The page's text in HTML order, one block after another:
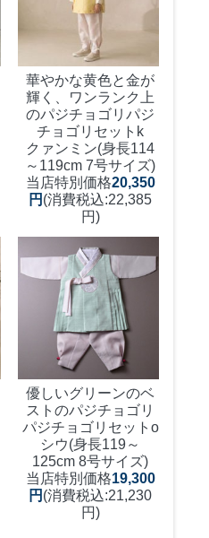
華やかな黄色と金が
輝く、ワンランク上
のパジチョゴリパジ
チョゴリセットk
クァンミン(身長114
～119cm 7号サイズ)
当店特別価格20,350
円 (消費税込:22,385
円)
優しいグリーンのベ
ストのパジチョゴリ
パジチョゴリセットo
シウ(身長119～
125cm 8号サイズ)
当店特別価格19,300
円 (消費税込:21,230
円)